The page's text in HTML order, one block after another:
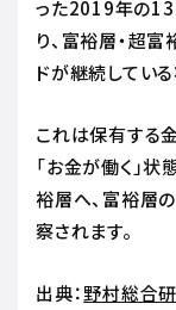
った2019年の
り、富裕層・超
ドが継続している
これは保有する
「お金が働く」
裕層へ、富裕層
察されます。
出典：野村総合